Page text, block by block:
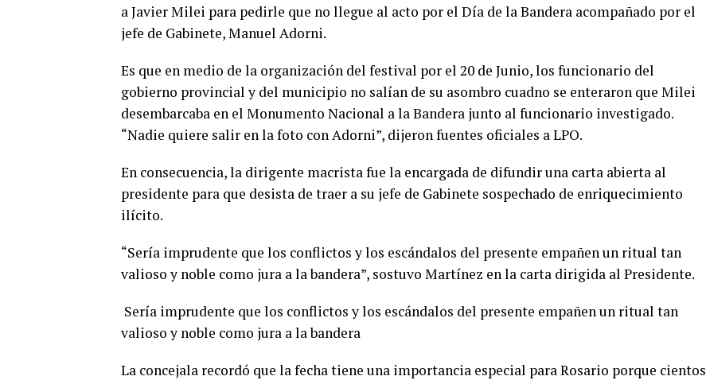
a Javier Milei para pedirle que no llegue al acto por el Día de la Bandera acompañado por el
jefe de Gabinete, Manuel Adorni.
Es que en medio de la organización del festival por el 20 de Junio, los funcionario del
gobierno provincial y del municipio no salían de su asombro cuadno se enteraron que Milei
desembarcaba en el Monumento Nacional a la Bandera junto al funcionario investigado.
“Nadie quiere salir en la foto con Adorni”, dijeron fuentes oficiales a LPO.
En consecuencia, la dirigente macrista fue la encargada de difundir una carta abierta al
presidente para que desista de traer a su jefe de Gabinete sospechado de enriquecimiento
ilícito.
“Sería imprudente que los conflictos y los escándalos del presente empañen un ritual tan
valioso y noble como jura a la bandera”, sostuvo Martínez en la carta dirigida al Presidente.
Sería imprudente que los conflictos y los escándalos del presente empañen un ritual tan
valioso y noble como jura a la bandera
La concejala recordó que la fecha tiene una importancia especial para Rosario porque cientos